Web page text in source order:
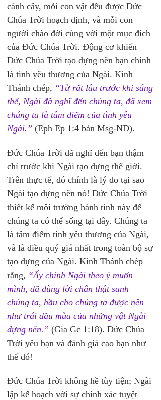
cành cây, mỗi con vật đều được Đức
Chúa Trời hoạch định, và mỗi con
người chào đời cùng với một mục đích
của Đức Chúa Trời. Động cơ khiến
Đức Chúa Trời tạo dựng nên bạn chính
là tình yêu thương của Ngài. Kinh
Thánh chép, “Từ rất lâu trước khi sáng
thế, Ngài đã nghĩ đến chúng ta, đã xem
chúng ta là tâm điểm của tình yêu
Ngài.” (Eph Ep 1:4 bản Msg-ND).
Đức Chúa Trời đã nghĩ đến bạn thậm
chí trước khi Ngài tạo dựng thế giới.
Trên thực tế, đó chính là lý do tại sao
Ngài tạo dựng nên nó! Đức Chúa Trời
thiết kế môi trường hành tinh này để
chúng ta có thể sống tại đây. Chúng ta
là tâm điểm tình yêu thương của Ngài,
và là điều quý giá nhất trong toàn bộ sự
tạo dựng của Ngài. Kinh Thánh chép
rằng, “Ấy chính Ngài theo ý muốn
mình, đã dùng lời chân thật sanh
chúng ta, hầu cho chúng ta được nên
như trái đầu mùa của những vật Ngài
dựng nên.” (Gia Gc 1:18). Đức Chúa
Trời yêu bạn và đánh giá cao bạn như
thế đó!
Đức Chúa Trời không hề tùy tiện; Ngài
lập kế hoạch với sự chính xác tuyệt